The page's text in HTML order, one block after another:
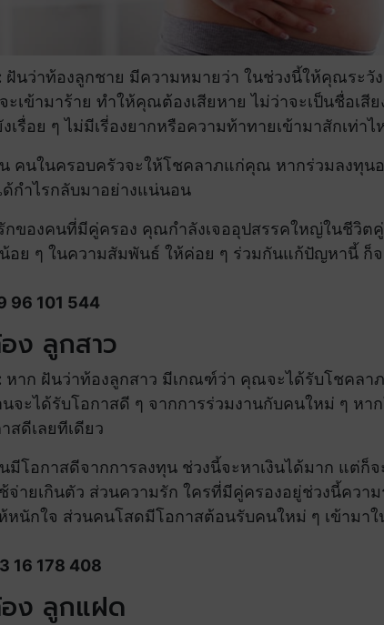
ฝันว่าท้องลูกชาย มีความหมายว่า ในช่วงนี้ให้คุณระวั
ะเข้ามาร้าย ทำให้คุณต้องเสียหาย ไม่ว่าจะเป็นชื่อเสี
เรื่อย ๆ ไม่มีเรี่องยากหรือความท้าทายเข้ามาสักเท่าไ
น คนในครอบครัวจะให้โชคลาภแก่คุณ หากร่วมลงทุน
ด้กำไรกลับมาอย่างแน่นอน
กของคนที่มีคู่ครอง คุณกำลังเจออุปสรรคใหญ่ในชีวิต
น้อย ๆ ในความสัมพันธ์ ให้ค่อย ๆ ร่วมกันแก้ปัญหานี้ ก็
96 101 544
ง ลูกสาว
หาก ฝันว่าท้องลูกสาว มีเกณฑ์ว่า คุณจะได้รับโชคลาภ
จะได้รับโอกาสดี ๆ จากการร่วมงานกับคนใหม่ ๆ หา
สดีเลยทีเดียว
มีโอกาสดีจากการลงทุน ช่วงนี้จะหาเงินได้มาก แต่ก็
จ่ายเกินตัว ส่วนความรัก ใครที่มีคู่ครองอยู่ช่วงนี้ควา
หนักใจ ส่วนคนโสดมีโอกาสต้อนรับคนใหม่ ๆ เข้ามา
16 178 408
ง ลูกแฝด